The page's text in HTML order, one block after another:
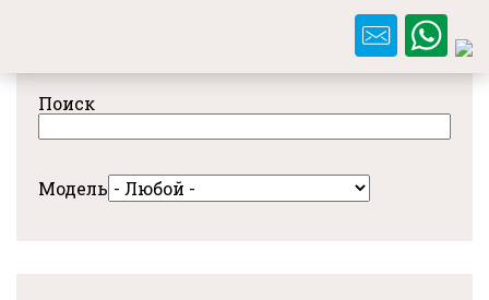
содержанию
Поиск
Модель